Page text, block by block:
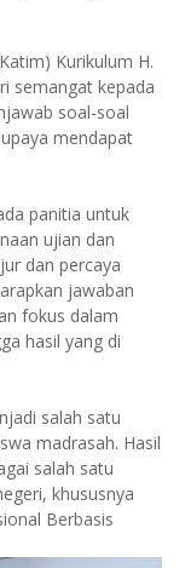
Kurikulum H.
semangat kepada
soal-soal
mendapat
panitia untuk
ujian dan
dan percaya
jawaban
fokus dalam
hasil yang di
salah satu
madrasah. Hasil
salah satu
khususnya
Berbasis